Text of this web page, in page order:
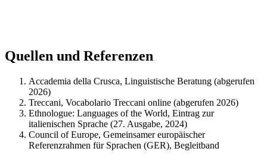
Quellen und Referenzen
Accademia della Crusca, Linguistische Beratung (abgerufen
2026)
Treccani, Vocabolario Treccani online (abgerufen 2026)
Ethnologue: Languages of the World, Eintrag zur
italienischen Sprache (27. Ausgabe, 2024)
Council of Europe, Gemeinsamer europäischer
Referenzrahmen für Sprachen (GER), Begleitband